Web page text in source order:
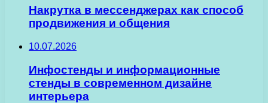
Накрутка в мессенджерах как способ
продвижения и общения
10.07.2026
Инфостенды и информационные
стенды в современном дизайне
интерьера